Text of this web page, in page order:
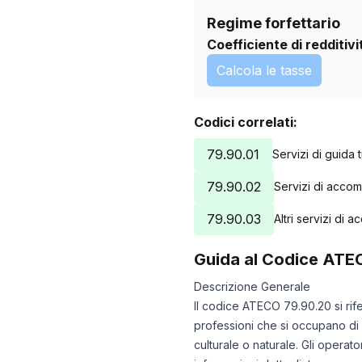
Regime forfettario
Coefficiente di
Calcola le tasse
Codici correlati:
79.90.01
Servizi di guida
79.90.02 Servizi di
79.90.03 Altri servizi di
Guida al Codice
Descrizione Generale
Il codice ATECO 79.90.20 si
professioni che si occupano
culturale o naturale. Gli